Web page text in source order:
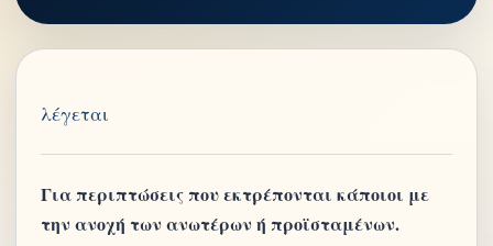
λέγεται
Για περιπτώσεις που εκτρέπονται κάποιοι με
την ανοχή των ανωτέρων ή προϊσταμένων.